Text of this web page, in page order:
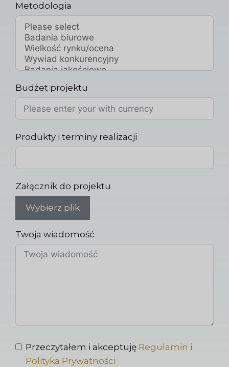
Metodologia
Budżet projektu
Produkty i terminy realizacji
Załącznik do projektu
Wybierz plik
Twoja wiadomość
Przeczytałem i akceptuję Regulamin i
Polityka Prywatności